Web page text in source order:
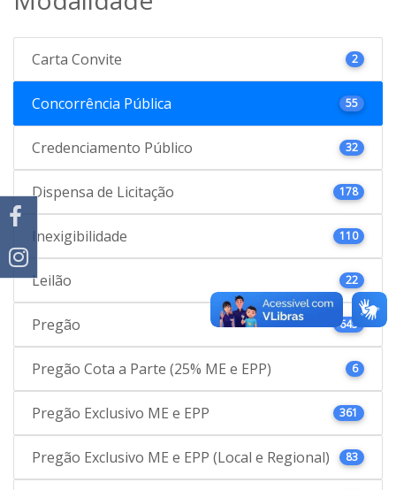
Carta Convite 2
Concorrência Pública 55
Credenciamento Público 32
Dispensa de Licitação 178
Inexigibilidade 110
Leilão 22
Pregão 645
Pregão Cota a Parte (25% ME e EPP) 6
Pregão Exclusivo ME e EPP 361
Pregão Exclusivo ME e EPP (Local e Regional) 83